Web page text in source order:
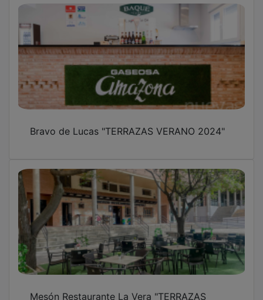
Bravo de Lucas "TERRAZAS VERANO 2024"
Mesón Restaurante La Vera "TERRAZAS